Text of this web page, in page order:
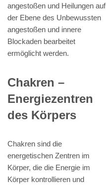
angestoßen und Heilungen auf
der Ebene des Unbewussten
angestoßen und innere
Blockaden bearbeitet
ermöglicht werden.
Chakren –
Energiezentren
des Körpers
Chakren sind die
energetischen Zentren im
Körper, die die Energie im
Körper kontrollieren und